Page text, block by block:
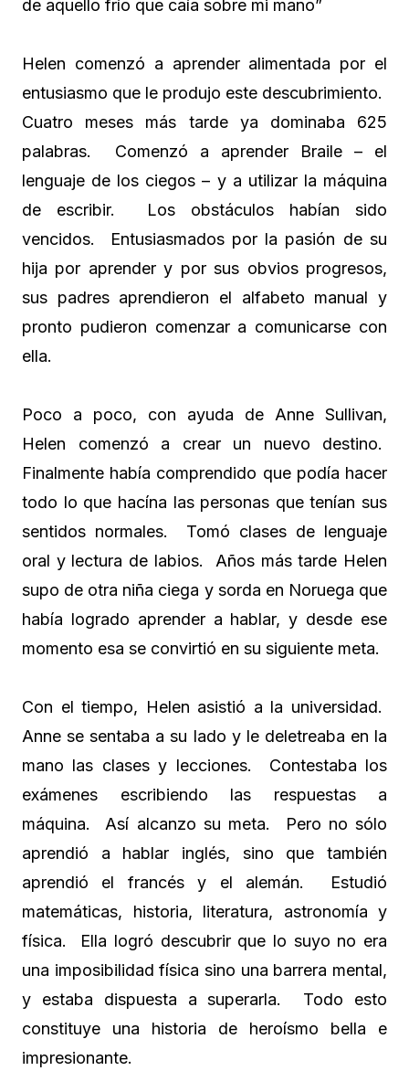
de aquello frío que caía sobre mi mano”
Helen comenzó a aprender alimentada por el
entusiasmo que le produjo este descubrimiento.
Cuatro meses más tarde ya dominaba 625
palabras. Comenzó a aprender Braile – el
lenguaje de los ciegos – y a utilizar la máquina
de escribir. Los obstáculos habían sido
vencidos. Entusiasmados por la pasión de su
hija por aprender y por sus obvios progresos,
sus padres aprendieron el alfabeto manual y
pronto pudieron comenzar a comunicarse con
ella.
Poco a poco, con ayuda de Anne Sullivan,
Helen comenzó a crear un nuevo destino.
Finalmente había comprendido que podía hacer
todo lo que hacína las personas que tenían sus
sentidos normales. Tomó clases de lenguaje
oral y lectura de labios. Años más tarde Helen
supo de otra niña ciega y sorda en Noruega que
había logrado aprender a hablar, y desde ese
momento esa se convirtió en su siguiente meta.
Con el tiempo, Helen asistió a la universidad.
Anne se sentaba a su lado y le deletreaba en la
mano las clases y lecciones. Contestaba los
exámenes escribiendo las respuestas a
máquina. Así alcanzo su meta. Pero no sólo
aprendió a hablar inglés, sino que también
aprendió el francés y el alemán. Estudió
matemáticas, historia, literatura, astronomía y
física. Ella logró descubrir que lo suyo no era
una imposibilidad física sino una barrera mental,
y estaba dispuesta a superarla. Todo esto
constituye una historia de heroísmo bella e
impresionante.